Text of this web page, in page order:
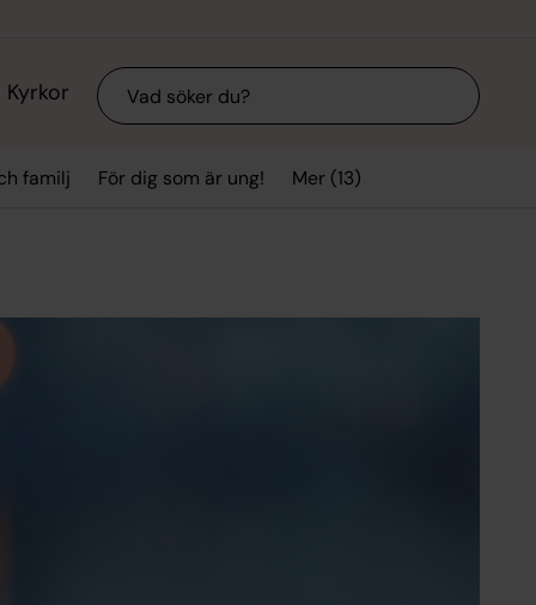
Kyrkor Sök
familj För dig som är ung! Mer (13)